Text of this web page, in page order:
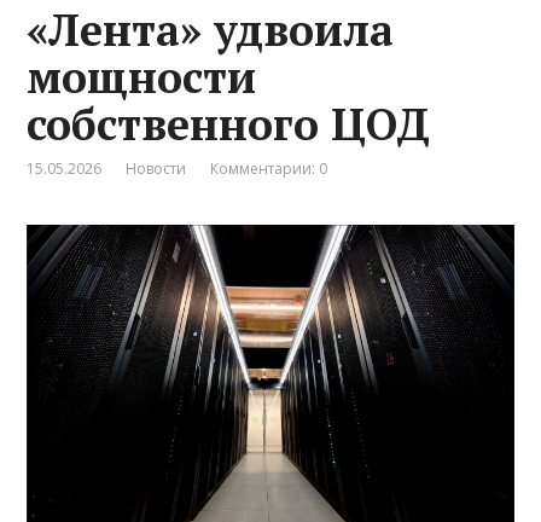
«Лента» удвоила
мощности
собственного ЦОД
15.05.2026 Новости Комментарии: 0